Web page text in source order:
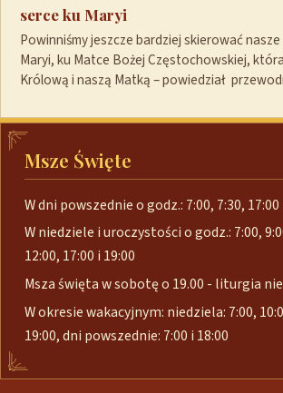
serce ku Maryi
Powinniśmy jeszcze bardziej skierować
Maryi, ku Matce Bożej Częstochowskiej,
Królową i naszą Matką – powiedział
Msze Święte
W dni powszednie o godz.: 7:00, 7:30,
W niedziele i uroczystości o godz.: 7:00,
12:00, 17:00 i 19:00
Msza święta w sobotę o 19.00 - liturgia
W okresie wakacyjnym: niedziela: 7:00,
19:00, dni powszednie: 7:00 i 18:00